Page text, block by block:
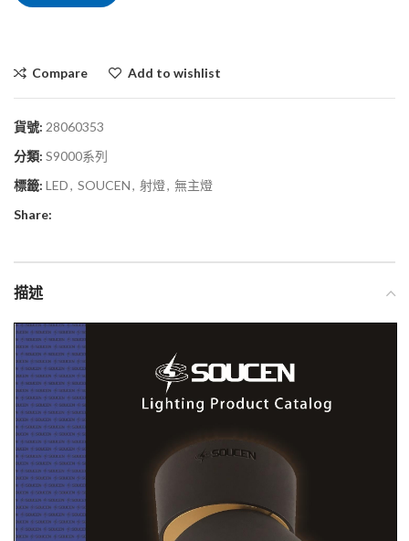
Compare Add to wishlist
貨號: 28060353
分類: S9000系列
標籤: LED, SOUCEN, 射燈, 無主燈
Share:
描述